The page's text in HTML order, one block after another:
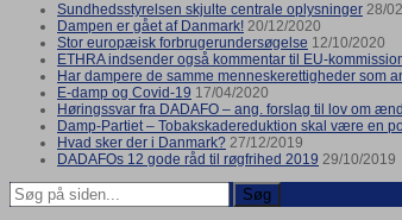
Sundhedsstyrelsen skjulte centrale oplysninger 28/
Dampen er gået af Danmark! 20/12/2020
Stor europæisk forbrugerundersøgelse 12/10/2020
ETHRA indsender også kommentar til EU-
Har dampere de samme menneskerettigheder som
E-damp og Covid-19 17/04/2020
Høringssvar fra DADAFO – ang. forslag til lov om
Damp-Partiet – Tobakskadereduktion skal være en
Hvad sker der i Danmark? 27/12/2019
DADAFOs 12 gode råd til røgfrihed 2019 29/10/2019
Søg